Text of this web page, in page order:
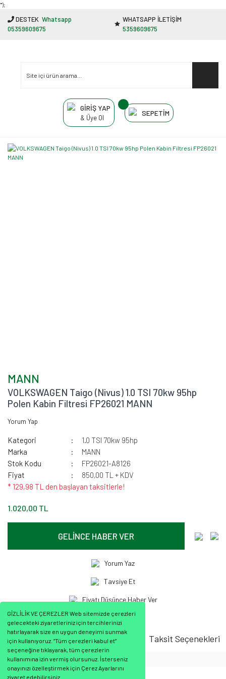
GİZLİLİK VE ÇEREZLER Web sitemizde çerezleri
gelecekteki ziyaretleriniz için tercihlerinizi
hatırlayarak size en uygun deneyimi sunmak
için kullanıyoruz. “Tüm çerezleri kabul et”
seçeneğine tıklayarak, tüm çerezlerin
kullanımına izin vermiş olursunuz. İsterseniz
onayınızı özelleştirmek için Çerez Ayarlarını
ziyaret edebilirsiniz.
"');
DESTEK Whatsapp
05359609675
WHATSAPP İLETİŞİM
5359609675
GİRİŞ YAP
& Üye Ol
SEPETİM
MANN
VOLKSWAGEN Taigo (Nivus) 1.0 TSI 70kw 95hp
Polen Kabin Filtresi FP26021 MANN
Yorum Yap
Kategori
1.0 TSI 70kw 95hp
Marka
MANN
Stok Kodu
FP26021-A8126
Fiyat
850,00 TL + KDV
* 129,98 TL den başlayan taksitlerle!
1.020,00 TL
GELİNCE HABER VER
Yorum Yaz
Tavsiye Et
Fiyatı Düşünce Haber Ver
Ürün Bilgisi Ürün Yorumları Taksit Seçenekleri